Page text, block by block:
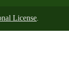
License.